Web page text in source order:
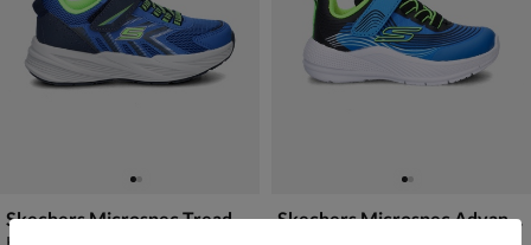
Skechers Microspec Tread Skechers Microspec Advance